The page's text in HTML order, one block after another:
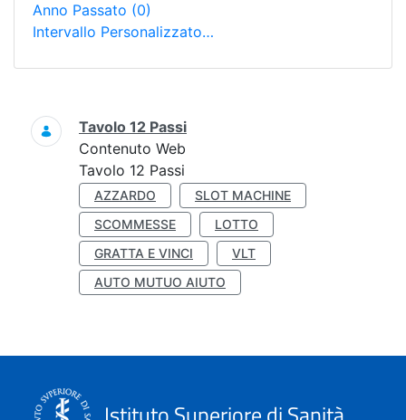
Anno Passato (0)
Intervallo Personalizzato…
Ricerca
Tavolo 12 Passi
Contenuto Web
Tavolo 12 Passi
AZZARDO
SLOT MACHINE
SCOMMESSE
LOTTO
GRATTA E VINCI
VLT
AUTO MUTUO AIUTO